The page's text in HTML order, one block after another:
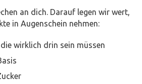
an dich. Darauf legen wir wert,
in Augenschein nehmen:
wirklich drin sein müssen